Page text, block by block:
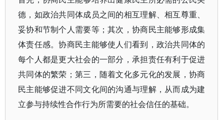
德，如政治共同体成员之间的相互理解、相互尊重、
妥协和节制个人需要等；其次，协商民主能够形成集
体责任感。协商民主能够使人们看到，政治共同体的
每个人都是更大社会的一部分，承担责任有利于促进
共同体的繁荣；第三，随着文化多元化的发展，协商
民主能够促进不同文化间的沟通与理解，从而成为建
立参与持续性合作行为所需要的社会信任的基础。